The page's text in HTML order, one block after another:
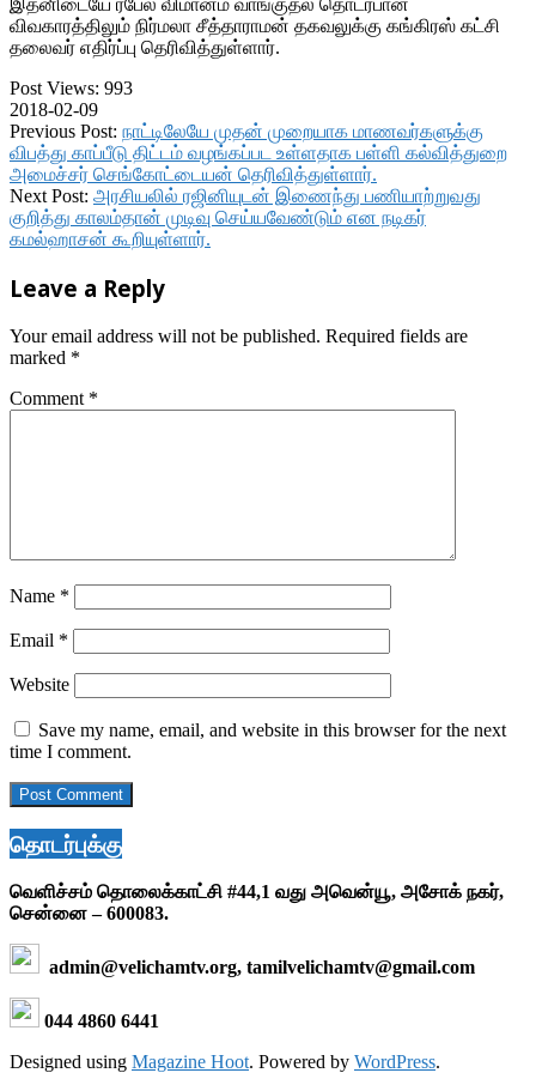
இதனிடையே ரபேல் விமானம் வாங்குதல் தொடர்பான
விவகாரத்திலும் நிர்மலா சீத்தாராமன் தகவலுக்கு கங்கிரஸ் கட்சி
தலைவர் எதிர்ப்பு தெரிவித்துள்ளார்.
Post Views: 993
2018-02-09
Previous Post: நாட்டிலேயே முதன் முறையாக மாணவர்களுக்கு
விபத்து காப்பீடு திட்டம் வழங்கப்பட உள்ளதாக பள்ளி கல்வித்துறை
அமைச்சர் செங்கோட்டையன் தெரிவித்துள்ளார்.
Next Post: அரசியலில் ரஜினியுடன் இணைந்து பணியாற்றுவது
குறித்து காலம்தான் முடிவு செய்யவேண்டும் என நடிகர்
கமல்ஹாசன் கூறியுள்ளார்.
Leave a Reply
Your email address will not be published. Required fields are
marked *
Comment *
Name *
Email *
Website
Save my name, email, and website in this browser for the next
time I comment.
தொடர்புக்கு
வெளிச்சம் தொலைக்காட்சி #44,1 வது அவென்யூ, அசோக் நகர்,
சென்னை – 600083.
admin@velichamtv.org, tamilvelichamtv@gmail.com
044 4860 6441
Designed using Magazine Hoot. Powered by WordPress.